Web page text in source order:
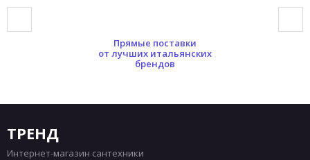
Прямые поставки
от лучших итальянских
брендов
ТРЕНД
Интернет-магазин сантехники